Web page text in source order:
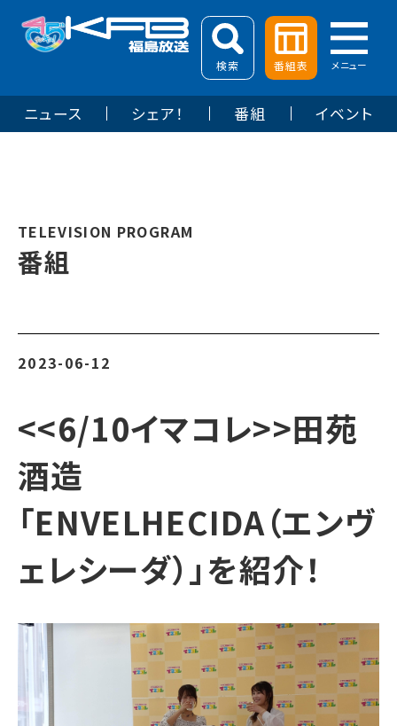
検索 番組表 メニュー
ニュース シェア！ 番組 イベント
TELEVISION PROGRAM
番組
2023-06-12
<<6/10イマコレ>>田苑
酒造
「ENVELHECIDA（エンヴ
ェレシーダ）」を紹介！